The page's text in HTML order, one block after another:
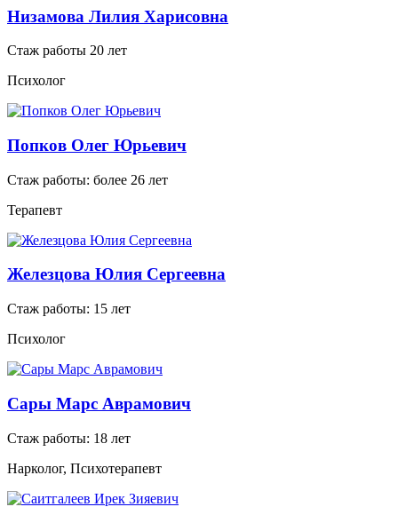
Низамова Лилия Харисовна
Стаж работы 20 лет
Психолог
Попков Олег Юрьевич
Стаж работы: более 26 лет
Терапевт
Железцова Юлия Сергеевна
Стаж работы: 15 лет
Психолог
Сары Марс Аврамович
Стаж работы: 18 лет
Нарколог, Психотерапевт